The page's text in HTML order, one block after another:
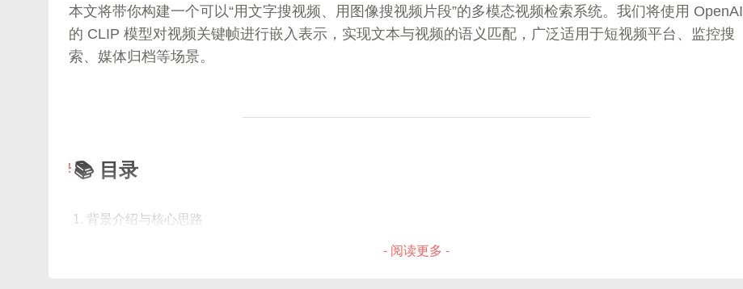
1.3 文章目标与结构
训练与优化技巧
典型应用场景及实战案例
通过理论与实践相结合，配合丰富的代码示例和图解，帮助你全面掌握GCN技术。
本文将带你构建一个可以“用文字搜视频、用图像搜视频片段”的多模态视频检索系统。我们将使用 OpenAI
的 CLIP 模型对视频关键帧进行嵌入表示，实现文本与视频的语义匹配，广泛适用于短视频平台、监控搜
索、媒体归档等场景。
📚 目录
背景介绍与核心思路
- 阅读更多 -